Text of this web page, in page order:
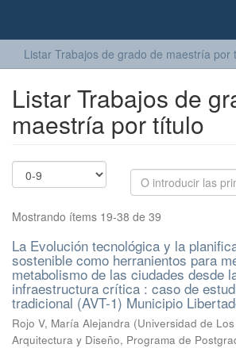
Listar Trabajos de grado de maestría por
Listar Trabajos de
maestría por título
Mostrando ítems 19-38 de 39
La Evolución tecnológica y la
sostenible como herranientos para
metabolismo de las ciudades desde
infraestructura crítica : caso de
tradicional (AVT-1) Municipio
Rojo V, María Alejandra (Universidad de
Arquitectura y Diseño, Programa de